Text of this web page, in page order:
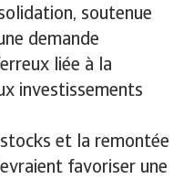
soutenue
demande
liée à la
investissements
stocks et la remontée
favoriser une